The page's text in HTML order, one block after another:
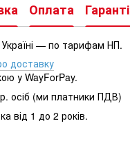
Оплата
— по тарифам НП.
доставку
у WayForPay.
осіб (ми платники ПДВ)
від 1 до 2 років.